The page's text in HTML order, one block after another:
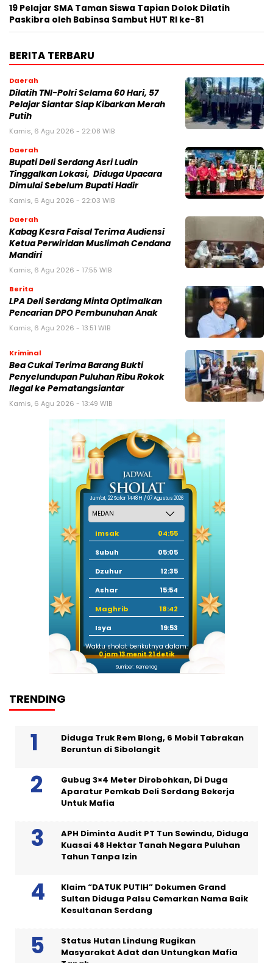
19 Pelajar SMA Taman Siswa Tapian Dolok Dilatih
Paskibra oleh Babinsa Sambut HUT RI ke-81
BERITA TERBARU
Daerah
Dilatih TNI-Polri Selama 60 Hari, 57
Pelajar Siantar Siap Kibarkan Merah
Putih
Kamis, 6 Agu 2026 - 22:08 WIB
Daerah
Bupati Deli Serdang Asri Ludin
Tinggalkan Lokasi, Diduga Upacara
Dimulai Sebelum Bupati Hadir
Kamis, 6 Agu 2026 - 22:03 WIB
Daerah
Kabag Kesra Faisal Terima Audiensi
Ketua Perwiridan Muslimah Cendana
Mandiri
Kamis, 6 Agu 2026 - 17:55 WIB
Berita
LPA Deli Serdang Minta Optimalkan
Pencarian DPO Pembunuhan Anak
Kamis, 6 Agu 2026 - 13:51 WIB
Kriminal
Bea Cukai Terima Barang Bukti
Penyelundupan Puluhan Ribu Rokok
Ilegal ke Pematangsiantar
Kamis, 6 Agu 2026 - 13:49 WIB
Jum'at, 22 Safar 1448 H / 07 Agustus 2026
Imsak
04:55
Subuh
05:05
Dzuhur
12:35
Ashar
15:54
Maghrib
18:42
Isya
19:53
Waktu sholat berikutnya dalam:
0 jam 13 menit 20 detik
Sumber: Kemenag
TRENDING
Diduga Truk Rem Blong, 6 Mobil Tabrakan
Beruntun di Sibolangit
Gubug 3×4 Meter Dirobohkan, Di Duga
Aparatur Pemkab Deli Serdang Bekerja
Untuk Mafia
APH Diminta Audit PT Tun Sewindu, Diduga
Kuasai 48 Hektar Tanah Negara Puluhan
Tahun Tanpa Izin
Klaim “DATUK PUTIH” Dokumen Grand
Sultan Diduga Palsu Cemarkan Nama Baik
Kesultanan Serdang
Status Hutan Lindung Rugikan
Masyarakat Adat dan Untungkan Mafia